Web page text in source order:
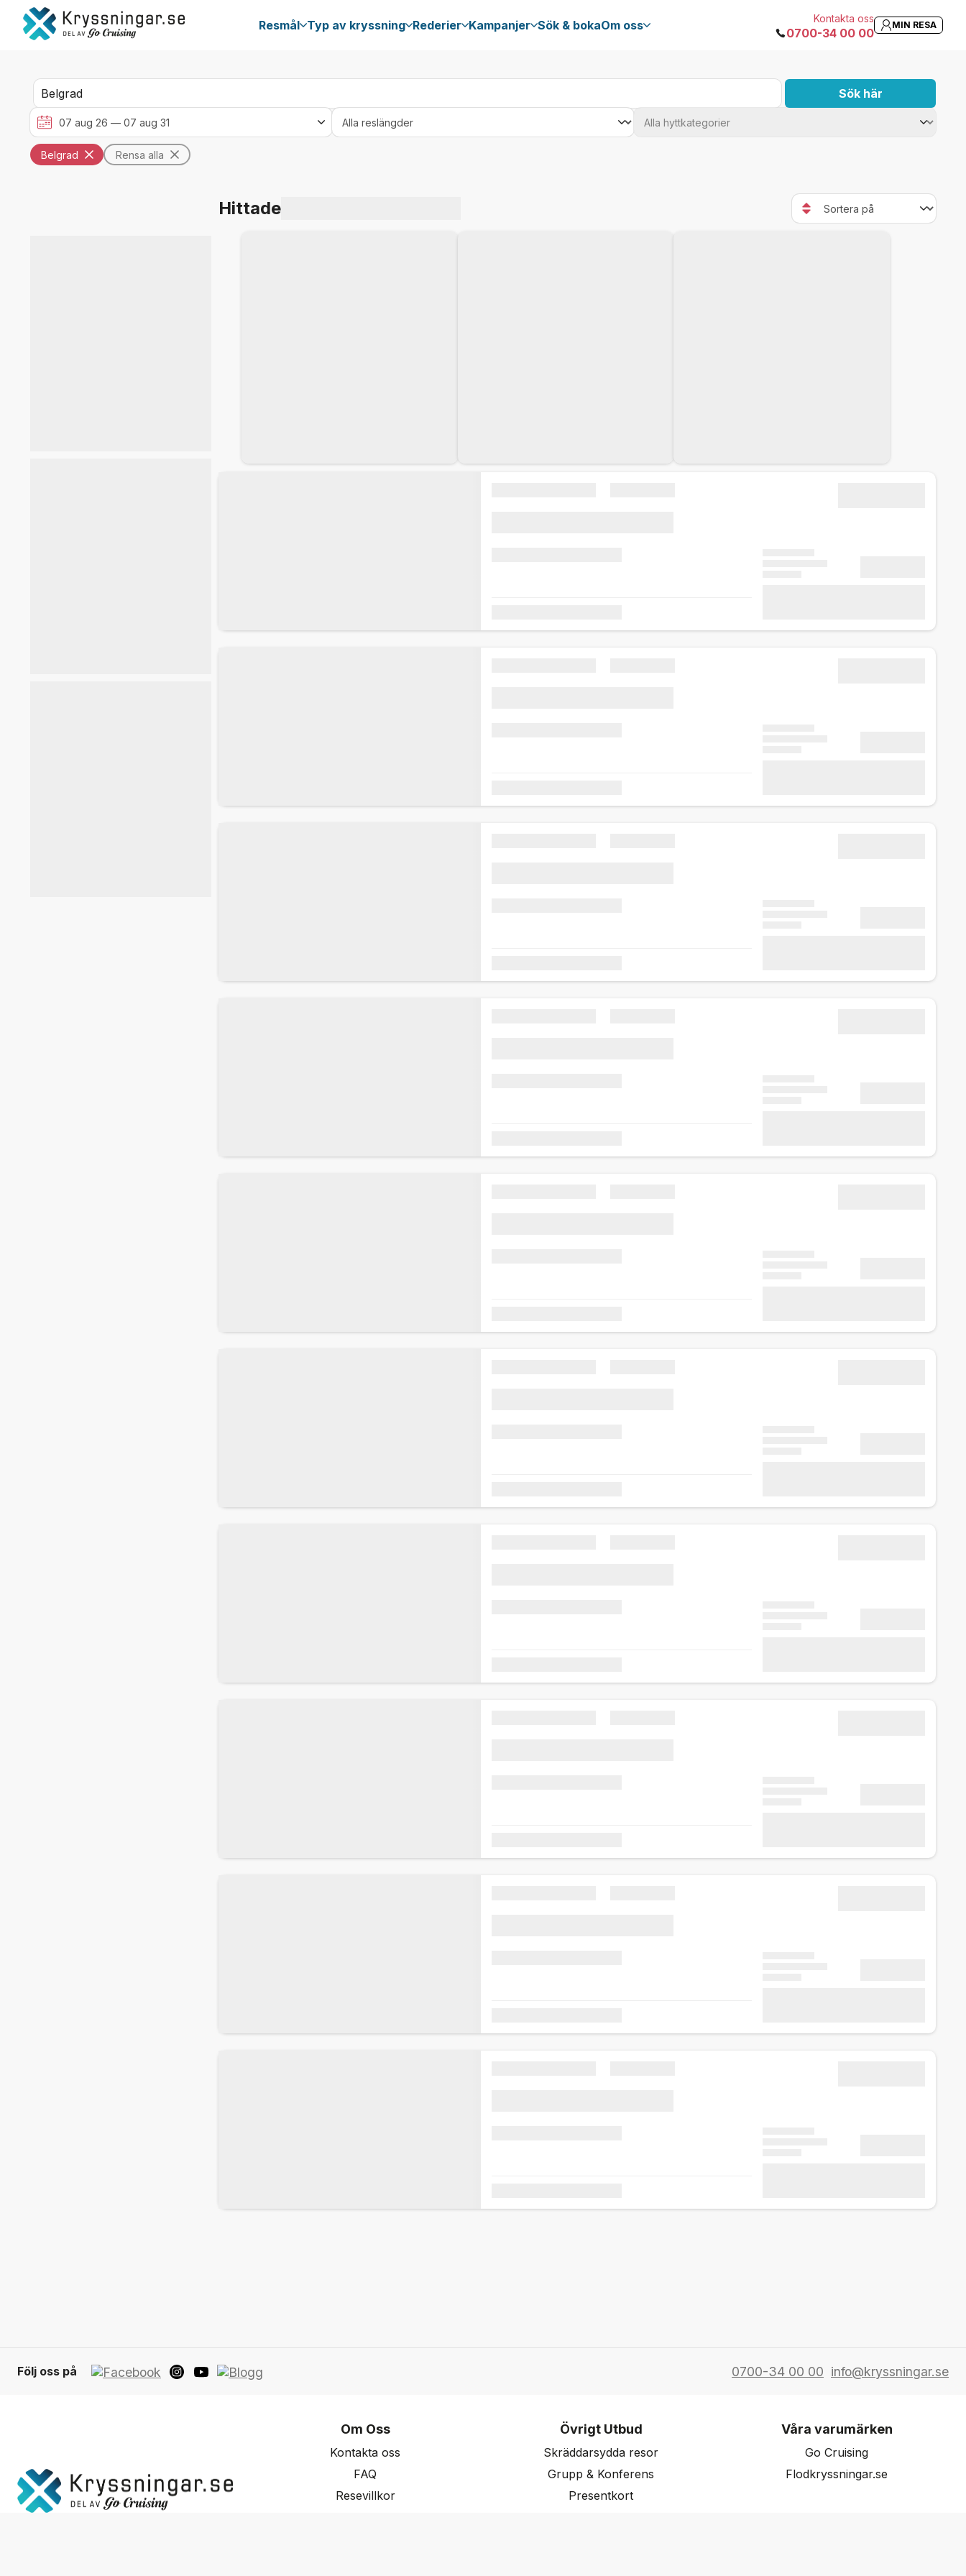
Resmål Typ av kryssning Rederier Kampanjer Sök & bokaOm oss Kontakta oss
0700-34 00 00
MIN RESA
Sök här
Belgrad Rensa alla
Hittade
Följ oss på 0700-34 00 00 info@kryssningar.se
Om Oss
Kontakta oss
FAQ
Resevillkor
Övrigt Utbud
Skräddarsydda resor
Grupp & Konferens
Presentkort
Våra varumärken
Go Cruising
Flodkryssningar.se